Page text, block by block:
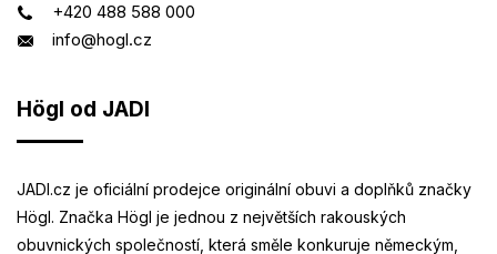
+420 488 588 000
info@hogl.cz
Högl od JADI
JADI.cz je oficiální prodejce originální obuvi a doplňků značky
Högl. Značka Högl je jednou z největších rakouských
obuvnických společností, která směle konkuruje německým,